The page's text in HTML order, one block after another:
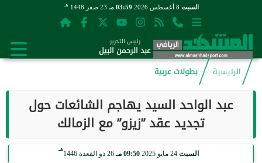
السبت 03:59 مـ 23 صفر 1448 هـ
رئيس التحرير
عبد الرحمن البيل
الرئيسية
بطولات عربية
عبد الواحد السيد يهاجم الشائعات حول
تجديد عقد ”زيزو” مع الزمالك
السبت 09:50 مـ 26 ذو القعدة 1446
هـ